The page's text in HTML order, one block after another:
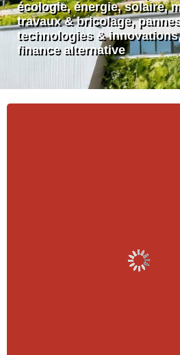
écologie, énergie, solaire,
travaux & bricolage,
technologies &
finance alternative